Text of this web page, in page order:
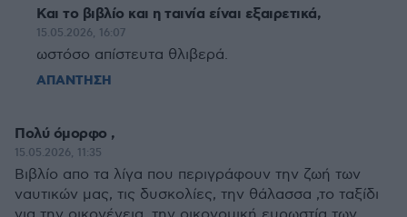
Και το βιβλίο και η ταινία είναι εξαιρετικά,
15.05.2026, 16:07
ωστόσο απίστευτα θλιβερά.
ΑΠΑΝΤΗΣΗ
Πολύ όμορφο ,
15.05.2026, 11:35
Βιβλίο απο τα λίγα που περιγράφουν την ζωή των
ναυτικών μας, τις δυσκολίες, την θάλασσα ,το ταξίδι